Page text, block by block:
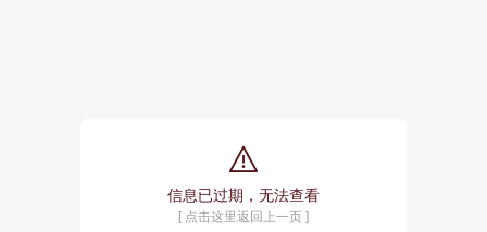
tip:
信息已过期，无法查看
[ 点击这里返回上一页 ]